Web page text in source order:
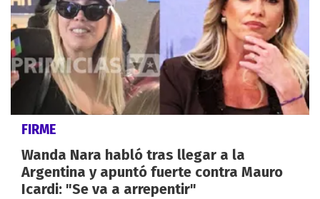
FIRME
Wanda Nara habló tras llegar a la
Argentina y apuntó fuerte contra Mauro
Icardi: "Se va a arrepentir"